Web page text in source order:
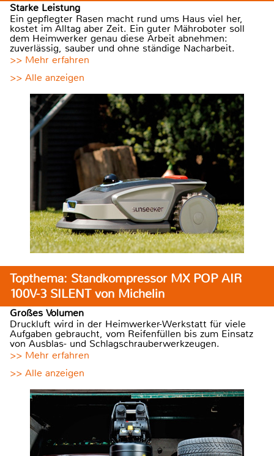
Starke Leistung
Ein gepflegter Rasen macht rund ums Haus viel her,
kostet im Alltag aber Zeit. Ein guter Mähroboter soll
dem Heimwerker genau diese Arbeit abnehmen:
zuverlässig, sauber und ohne ständige Nacharbeit.
>> Mehr erfahren
>> Alle anzeigen
Topthema: Standkompressor MX POP AIR
100V-3 SILENT von Michelin
Großes Volumen
Druckluft wird in der Heimwerker-Werkstatt für viele
Aufgaben gebraucht, vom Reifenfüllen bis zum Einsatz
von Ausblas- und Schlagschrauberwerkzeugen.
>> Mehr erfahren
>> Alle anzeigen